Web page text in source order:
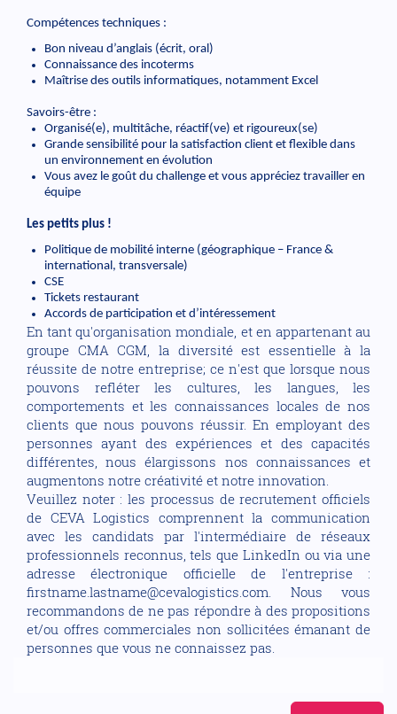
Compétences techniques :
Bon niveau d’anglais (écrit, oral)
Connaissance des incoterms
Maîtrise des outils informatiques, notamment Excel
Savoirs-être :
Organisé(e), multitâche, réactif(ve) et rigoureux(se)
Grande sensibilité pour la satisfaction client et flexible dans
un environnement en évolution
Vous avez le goût du challenge et vous appréciez travailler en
équipe
Les petits plus !
Politique de mobilité interne (géographique – France &
international, transversale)
CSE
Tickets restaurant
Accords de participation et d’intéressement
En tant qu'organisation mondiale, et en appartenant au
groupe CMA CGM, la diversité est essentielle à la
réussite de notre entreprise; ce n'est que lorsque nous
pouvons refléter les cultures, les langues, les
comportements et les connaissances locales de nos
clients que nous pouvons réussir. En employant des
personnes ayant des expériences et des capacités
différentes, nous élargissons nos connaissances et
augmentons notre créativité et notre innovation.
Veuillez noter : les processus de recrutement officiels
de CEVA Logistics comprennent la communication
avec les candidats par l'intermédiaire de réseaux
professionnels reconnus, tels que LinkedIn ou via une
adresse électronique officielle de l'entreprise :
firstname.lastname@cevalogistics.com. Nous vous
recommandons de ne pas répondre à des propositions
et/ou offres commerciales non sollicitées émanant de
personnes que vous ne connaissez pas.